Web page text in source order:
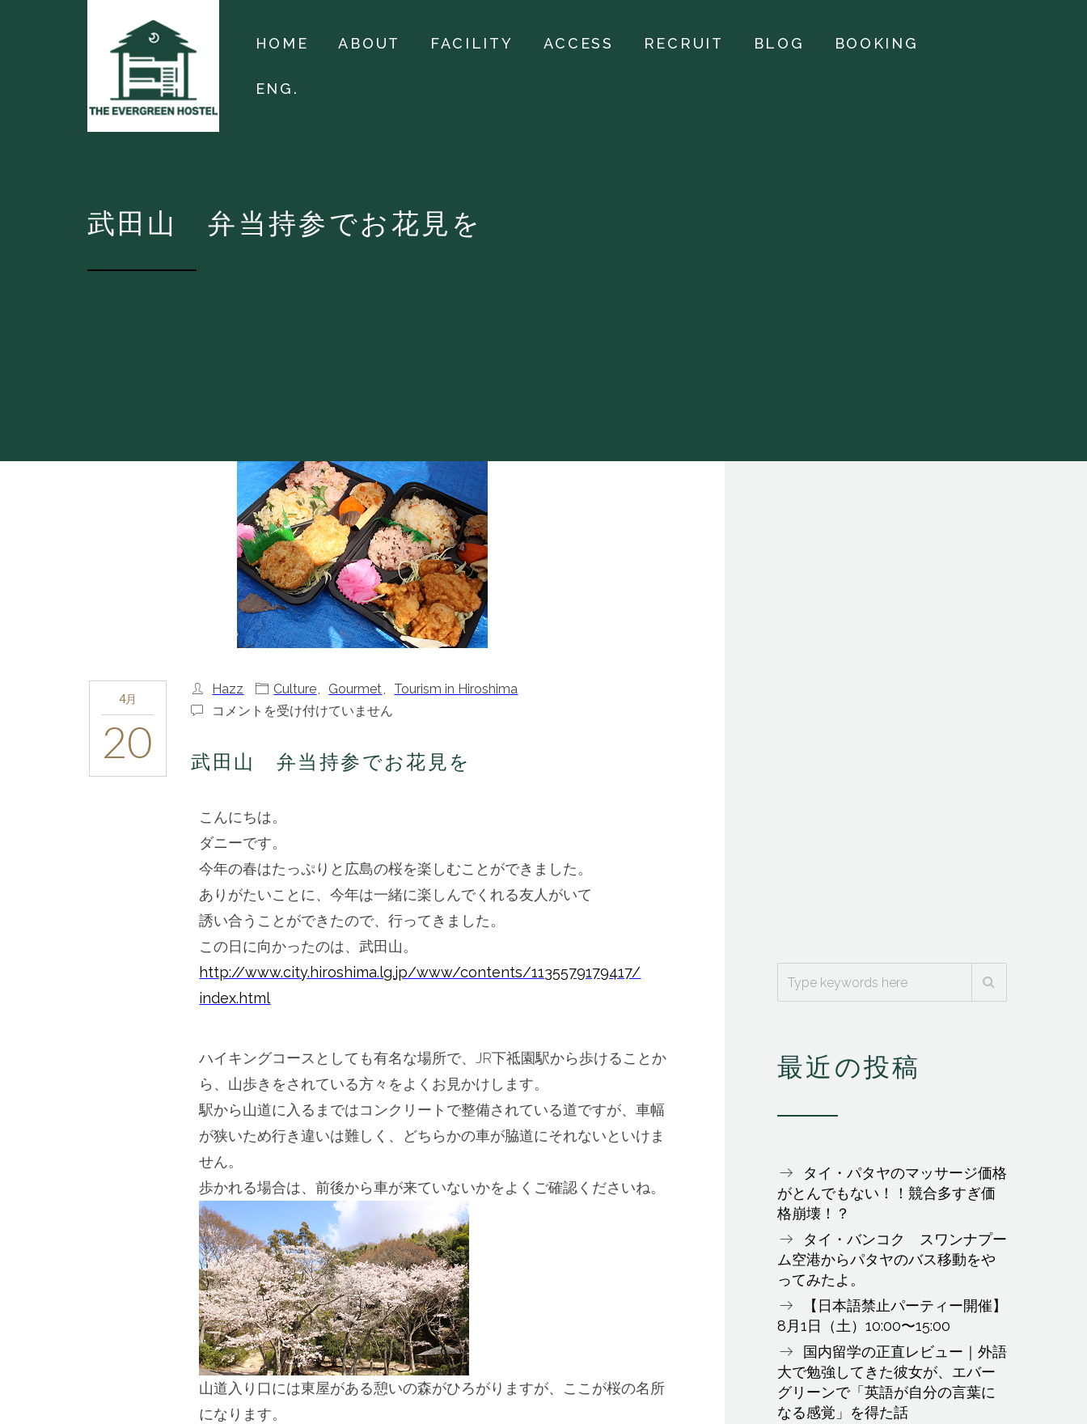
HOME ABOUT FACILITY ACCESS RECRUIT BLOG BOOKING
ENG.
武田山 弁当持参でお花見を
4月
20
Hazz Culture, Gourmet,
Tourism in Hiroshima
武
弁
参
で
お
花
見
を
は
コメントを受け付けていません
武田山 弁当持参でお花見を
こんにちは。
ダニーです。
今年の春はたっぷりと広島の桜を楽しむことができました。
ありがたいことに、今年は一緒に楽しんでくれる友人がいて
誘い合うことができたので、行ってきました。
この日に向かったのは、武田山。
http://www.city.hiroshima.lg.jp/www/contents/1135579179417/
index.html
ハイキングコースとしても有名な場所で、JR下祗園駅から歩けることか
ら、 山歩きをされている方々をよくお見かけします。
駅から山道に入るまではコンクリートで整備されている道ですが、車幅
が狭いため行き違いは難しく、
どちらかの車が脇道にそれないといけま
せん。
歩かれる場合は、前後から車が来ていないかをよくご確認くださいね。
山道入り口には東屋がある憩いの森がひろがりますが、 ここが桜の名所
になります。
最近の投稿
タイ・パタヤのマッサージ価格
がとんでもない！！競合多すぎ価
格崩壊！？
タイ・バンコク スワンナプー
ム空港からパタヤのバス移動をや
ってみたよ。
【日本語禁止パーティー開催】
8月1日（土）10:00〜15:00
国内留学の正直レビュー｜外語
大で勉強してきた彼女が、エバー
グリーンで「英語が自分の言葉に
なる感覚」を得た話